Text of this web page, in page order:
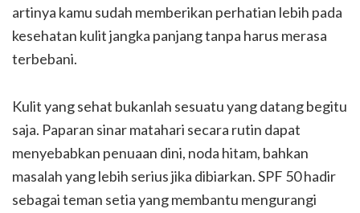
artinya kamu sudah memberikan perhatian lebih pada
kesehatan kulit jangka panjang tanpa harus merasa
terbebani.
Kulit yang sehat bukanlah sesuatu yang datang begitu
saja. Paparan sinar matahari secara rutin dapat
menyebabkan penuaan dini, noda hitam, bahkan
masalah yang lebih serius jika dibiarkan. SPF 50 hadir
sebagai teman setia yang membantu mengurangi